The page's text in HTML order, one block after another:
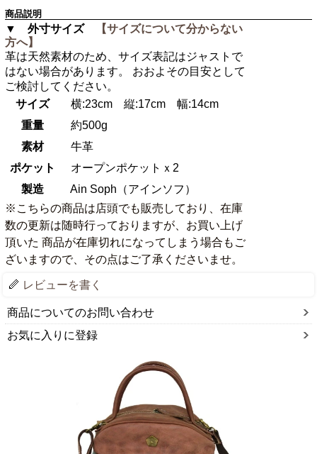
商品説明
▼ 外寸サイズ
【サイズについて分からない
方へ】
革は天然素材のため、サイズ表記はジャストで
はない場合があります。 おおよその目安として
ご検討してください。
サイズ
横:23cm 縦:17cm 幅:14cm
重量
約500g
素材
牛革
ポケット
オープンポケットｘ2
製造
Ain Soph（アインソフ）
※こちらの商品は店頭でも販売しており、在庫
数の更新は随時行っておりますが、お買い上げ
頂いた 商品が在庫切れになってしまう場合もご
ざいますので、その点はご了承くださいませ。
レビューを書く
商品についてのお問い合わせ
お気に入りに登録